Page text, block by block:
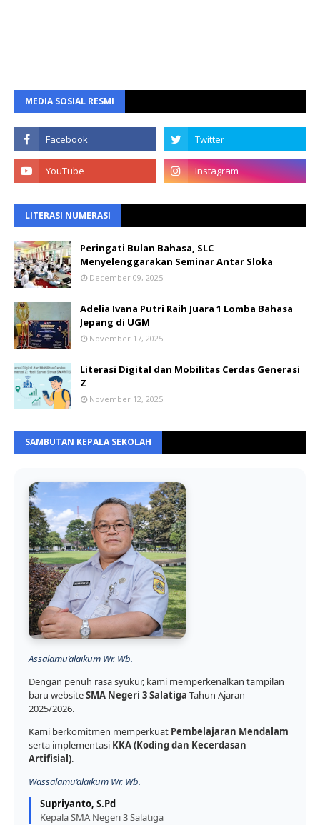
MEDIA SOSIAL RESMI
LITERASI NUMERASI
Peringati Bulan Bahasa, SLC
Menyelenggarakan Seminar Antar Sloka
December 09, 2025
Adelia Ivana Putri Raih Juara 1 Lomba Bahasa
Jepang di UGM
November 17, 2025
Literasi Digital dan Mobilitas Cerdas Generasi
Z
November 12, 2025
SAMBUTAN KEPALA SEKOLAH
Assalamu’alaikum Wr. Wb.
Dengan penuh rasa syukur, kami memperkenalkan tampilan
baru websiteSMA Negeri 3 Salatiga Tahun Ajaran
2025/2026.
Kami berkomitmen memperkuat Pembelajaran Mendalam
serta implementasi KKA (Koding dan Kecerdasan
Artifisial).
Wassalamu’alaikum Wr. Wb.
Supriyanto, S.Pd
Kepala SMA Negeri 3 Salatiga